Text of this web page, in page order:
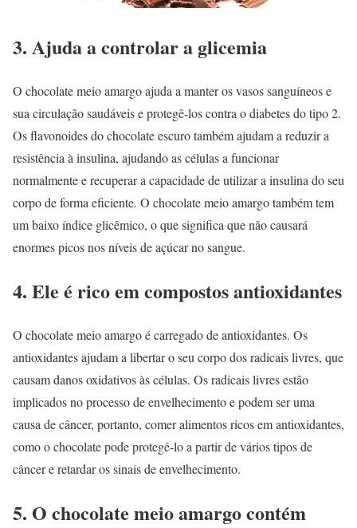
3. Ajuda a controlar a glicemia
O chocolate meio amargo ajuda a manter os vasos sanguíneos e
sua circulação saudáveis e protegê-los contra o diabetes do tipo 2.
Os flavonoides do chocolate escuro também ajudam a reduzir a
resistência à insulina, ajudando as células a funcionar
normalmente e recuperar a capacidade de utilizar a insulina do seu
corpo de forma eficiente. O chocolate meio amargo também tem
um baixo índice glicêmico, o que significa que não causará
enormes picos nos níveis de açúcar no sangue.
4. Ele é rico em compostos antioxidantes
O chocolate meio amargo é carregado de antioxidantes. Os
antioxidantes ajudam a libertar o seu corpo dos radicais livres, que
causam danos oxidativos às células. Os radicais livres estão
implicados no processo de envelhecimento e podem ser uma
causa de câncer, portanto, comer alimentos ricos em antioxidantes,
como o chocolate pode protegê-lo a partir de vários tipos de
câncer e retardar os sinais de envelhecimento.
5. O chocolate meio amargo contém